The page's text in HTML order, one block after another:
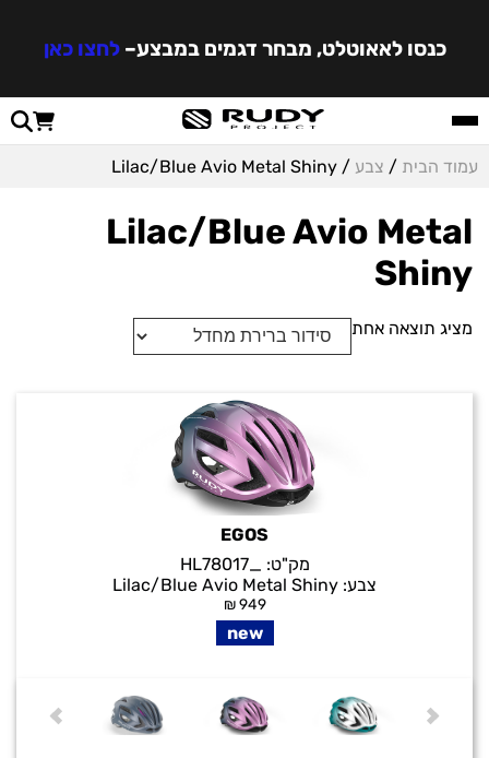
כנסו לאאוטלט, מבחר דגמים במבצע–לחצו כאן
עמוד הבית / צבע / Lilac/Blue Avio Metal Shiny
Lilac/Blue Avio Metal
Shiny
מציג תוצאה אחת
EGOS
מק"ט:
_HL78017
צבע: Lilac/Blue Avio Metal Shiny
₪949
new